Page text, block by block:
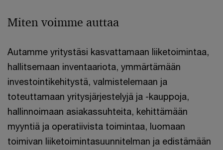
Miten voimme auttaa
Autamme yritystäsi kasvattamaan liiketoimintaa,
hallitsemaan inventaariota, ymmärtämään
investointikehitystä, valmistelemaan ja
toteuttamaan yritysjärjestelyjä ja -kauppoja,
hallinnoimaan asiakassuhteita, kehittämään
myyntiä ja operatiivista toimintaa, luomaan
toimivan liiketoimintasuunnitelman ja edistämään